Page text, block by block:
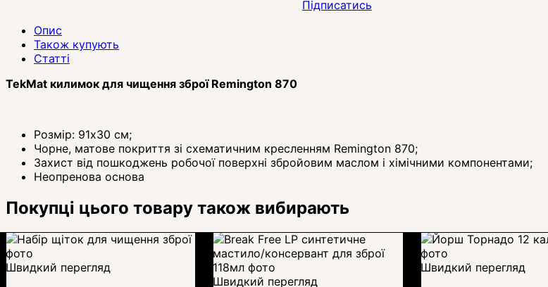
Підписатись
Опис
Також купують
Статті
TekMat килимок для чищення зброї Remington 870
Розмір: 91x30 см;
Чорне, матове покриття зі схематичним кресленням Remington 870;
Захист від пошкоджень робочої поверхні збройовим маслом і хімічними компонентами;
Неопренова основа
Покупці цього товару також вибирають
Швидкий перегляд
Швидкий перегляд
Швидкий перегляд